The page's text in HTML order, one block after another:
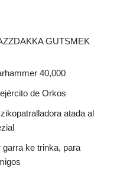
GUTSMEK
40,000
de Orkos
atada al
ke trinka, para